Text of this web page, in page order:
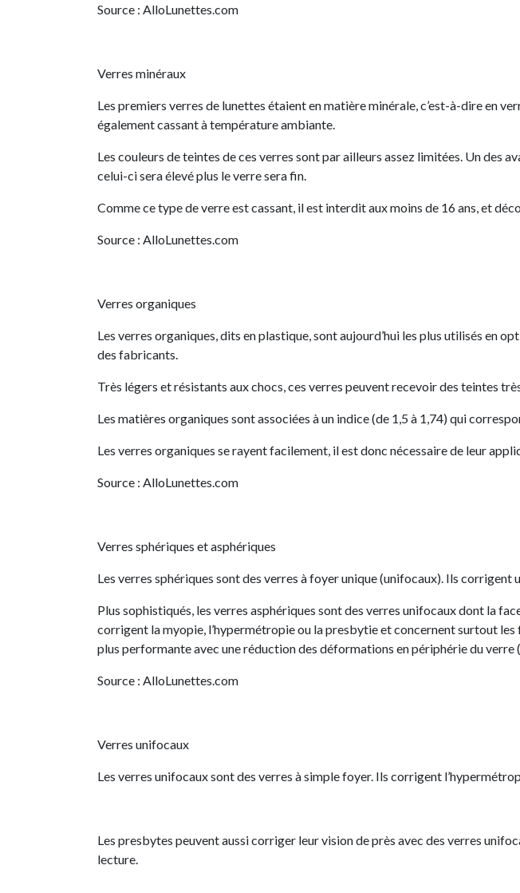
Source : AlloLunettes.com
Verres minéraux
Les premiers verres de lunettes étaient en matière minérale, c’est-à-dire en
également cassant à température ambiante.
Les couleurs de teintes de ces verres sont par ailleurs assez limitées. Un des
celui-ci sera élevé plus le verre sera fin.
Comme ce type de verre est cassant, il est interdit aux moins de 16 ans, et
Source : AlloLunettes.com
Verres organiques
Les verres organiques, dits en plastique, sont aujourd’hui les plus utilisés en
des fabricants.
Très légers et résistants aux chocs, ces verres peuvent recevoir des teintes
Les matières organiques sont associées à un indice (de 1,5 à 1,74) qui
Les verres organiques se rayent facilement, il est donc nécessaire de leur
Source : AlloLunettes.com
Verres sphériques et asphériques
Les verres sphériques sont des verres à foyer unique (unifocaux). Ils
Plus sophistiqués, les verres asphériques sont des verres unifocaux dont la
corrigent la myopie, l’hypermétropie ou la presbytie et concernent surtout
plus performante avec une réduction des déformations en périphérie du verre
Source : AlloLunettes.com
Verres unifocaux
Les verres unifocaux sont des verres à simple foyer. Ils corrigent
Les presbytes peuvent aussi corriger leur vision de près avec des verres
lecture.